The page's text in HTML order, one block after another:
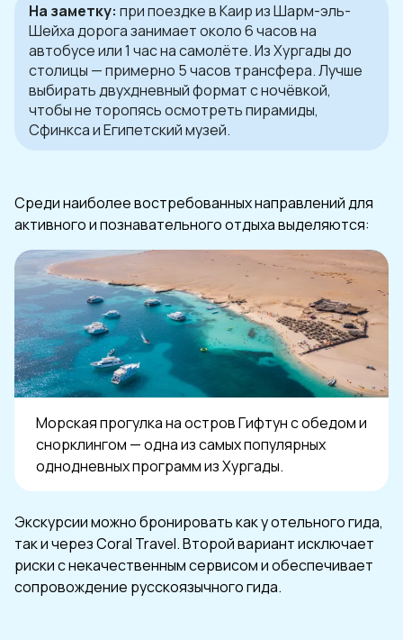
На заметку: при поездке в Каир из Шарм-эль-
Шейха дорога занимает около 6 часов на
автобусе или 1 час на самолёте. Из Хургады до
столицы — примерно 5 часов трансфера. Лучше
выбирать двухдневный формат с ночёвкой,
чтобы не торопясь осмотреть пирамиды,
Сфинкса и Египетский музей.
Среди наиболее востребованных направлений для
активного и познавательного отдыха выделяются:
Морская прогулка на остров Гифтун с обедом и
снорклингом — одна из самых популярных
однодневных программ из Хургады.
Экскурсии можно бронировать как у отельного гида,
так и через Coral Travel. Второй вариант исключает
риски с некачественным сервисом и обеспечивает
сопровождение русскоязычного гида.